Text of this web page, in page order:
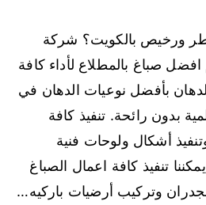
ورخيص بالكويت؟ شركة
صباغ بالمطلاع لأداء كافة
بأفضل نوعيات الدهان في
بدون رائحة. تنفيذ كافة
أشكال ولوحات فنية
تنفيذ كافة اعمال الصباغ
وتركيب أرضيات باركيه…